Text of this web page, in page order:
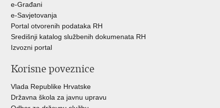
e-Građani
e-Savjetovanja
Portal otvorenih podataka RH
Središnji katalog službenih dokumenata RH
Izvozni portal
Korisne poveznice
Vlada Republike Hrvatske
Državna škola za javnu upravu